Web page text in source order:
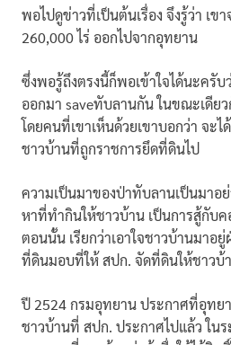
พอไปดูข่าวที่เป็นต้นเรื่อง จึงรู้ว่า เ
260,000 ไร่ ออกไปจากอุทยาน
ซึ่งพอรู้ถึงตรงนี้ก็พอเข้าใจได้นะครั
ออกมา saveทับลานกัน ในขณะเดีย
โดยคนที่เขาเห็นด้วยเขาบอกว่า จะ
ชาวบ้านที่ถูกราชการยึดที่ดินไป
ความเป็นมาของป่าทับลานเป็นมาอ
หาที่ทำกินให้ชาวบ้าน เป็นการสู้กับ
ตอนนั้น เรียกว่าเอาใจชาวบ้านมาอ
ที่ดินมอบที่ให้ สปก. จัดที่ดินให้ชาวบ้
ปี 2524 กรมอุทยาน ประกาศที่อุท
ชาวบ้านที่ สปก. ประกาศไปแล้ว ใน